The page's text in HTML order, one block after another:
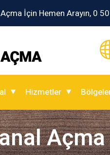
Açma İçin Hemen Arayın, 0
Hizmetler
Açma